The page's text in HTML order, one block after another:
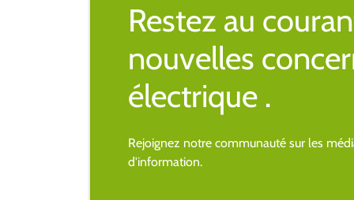
Restez au
nouvelles
électrique .
Rejoignez notre communauté sur les
d'information.